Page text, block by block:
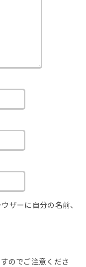
ザーに自分の名前、
のでご注意くださ